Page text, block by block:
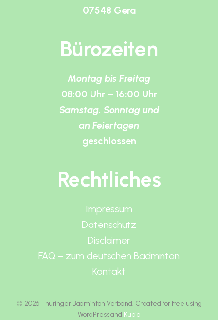
07548 Gera
Bürozeiten
Montag bis Freitag
08:00 Uhr – 16:00 Uhr
Samstag, Sonntag und
an Feiertagen
geschlossen
Rechtliches
Impressum
Datenschutz
Disclaimer
FAQ – zum deutschen Badminton
Kontakt
© 2026 Thüringer Badminton Verband. Created for free using
WordPress and Kubio